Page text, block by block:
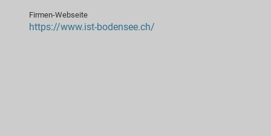
Firmen-Webseite
https://www.ist-bodensee.ch/